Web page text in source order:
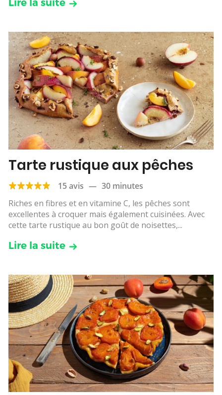
Lire la suite
Tarte rustique aux pêches
15 avis — 30 minutes
Riches en fibres et en vitamine C, les pêches sont
excellentes à croquer mais également cuisinées. Avec
cette tarte rustique au bon goût de noisettes,...
Lire la suite